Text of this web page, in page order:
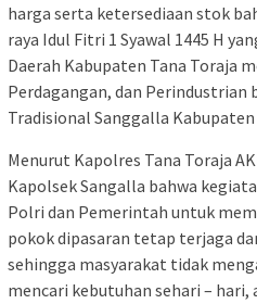
harga serta ketersediaan stok
raya Idul Fitri 1 Syawal 1445 H
Daerah Kabupaten Tana Toraja
Perdagangan, dan Perindustrian
Tradisional Sanggalla
Menurut Kapolres Tana Toraja
Kapolsek Sangalla bahwa
Polri dan Pemerintah untuk
pokok dipasaran tetap terjaga
sehingga masyarakat tidak
mencari kebutuhan sehari –